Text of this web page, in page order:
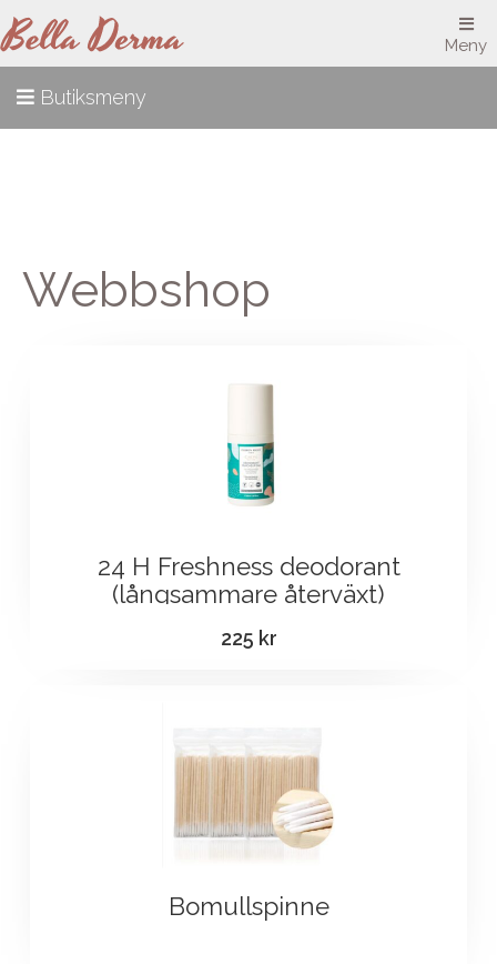
Meny
Butiksmeny
Webbshop
24 H Freshness deodorant
(långsammare återväxt)
225 kr
Bomullspinne